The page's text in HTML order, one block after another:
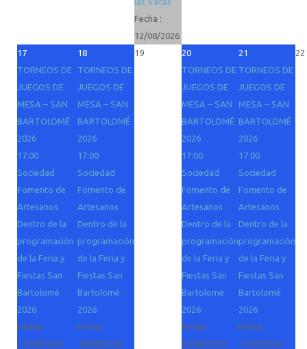
Fecha :
12/08/2026
17
TORNEOS DE
JUEGOS DE
MESA – SAN
BARTOLOMÉ
2026
17:00
Sociedad
Fomento de
Artesanos
Dentro de la
programación
de la Feria y
Fiestas San
Bartolomé
2026
Fecha :
17/08/2026
18
TORNEOS DE
JUEGOS DE
MESA – SAN
BARTOLOMÉ
2026
17:00
Sociedad
Fomento de
Artesanos
Dentro de la
programación
de la Feria y
Fiestas San
Bartolomé
2026
Fecha :
18/08/2026
19
20
TORNEOS DE
JUEGOS DE
MESA – SAN
BARTOLOMÉ
2026
17:00
Sociedad
Fomento de
Artesanos
Dentro de la
programación
de la Feria y
Fiestas San
Bartolomé
2026
Fecha :
20/08/2026
21
TORNEOS DE
JUEGOS DE
MESA – SAN
BARTOLOMÉ
2026
17:00
Sociedad
Fomento de
Artesanos
Dentro de la
programación
de la Feria y
Fiestas San
Bartolomé
2026
Fecha :
21/08/2026
22